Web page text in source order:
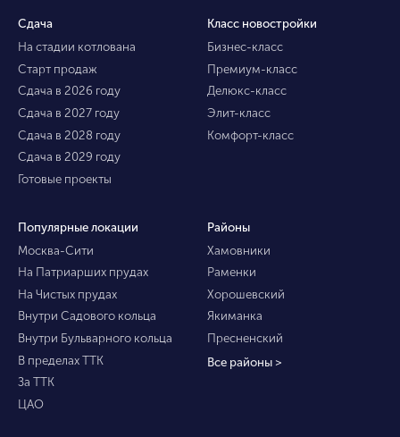
Сдача
На стадии котлована
Старт продаж
Сдача в 2026 году
Сдача в 2027 году
Сдача в 2028 году
Сдача в 2029 году
Готовые проекты
Класс новостройки
Бизнес-класс
Премиум-класс
Делюкс-класс
Элит-класс
Комфорт-класс
Популярные локации
Москва-Сити
На Патриарших прудах
На Чистых прудах
Внутри Садового кольца
Внутри Бульварного кольца
В пределах ТТК
За ТТК
ЦАО
Районы
Хамовники
Раменки
Хорошевский
Якиманка
Пресненский
Все районы >